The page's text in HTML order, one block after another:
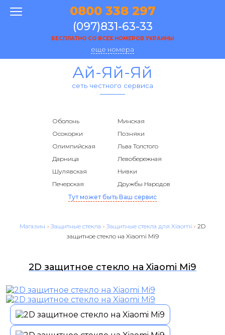
0800 338 297
(097)831-63-33
БЕСПЛАТНО СО ВСЕХ НОМЕРОВ УКРАИНЫ
еще номера
Ай-Яй-Яй
сеть честного сервиса
Оболонь
Минская
Осокорки
Позняки
Олимпийская
Льва Толстого
Дарница
Левобережная
Шулявская
Нивки
Печерская
Дружбы Народов
Тут может быть Ваш сервис
Магазин › Защитные стекла › Защитные стекла для Xiaomi › 2D
защитное стекло на Xiaomi Mi9
2D защитное стекло на Xiaomi Mi9